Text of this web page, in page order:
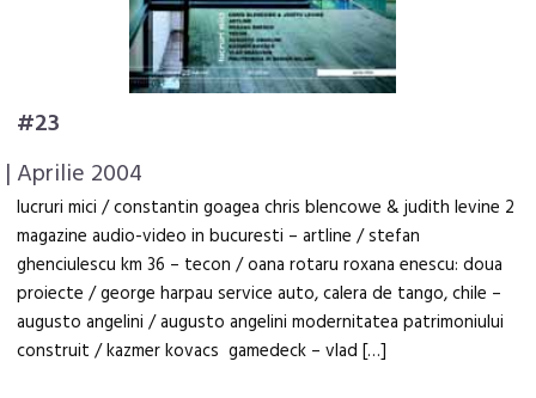
#23
| Aprilie 2004
lucruri mici / constantin goagea chris blencowe & judith levine 2
magazine audio-video in bucuresti – artline / stefan
ghenciulescu km 36 – tecon / oana rotaru roxana enescu: doua
proiecte / george harpau service auto, calera de tango, chile –
augusto angelini / augusto angelini modernitatea patrimoniului
construit / kazmer kovacs gamedeck – vlad […]